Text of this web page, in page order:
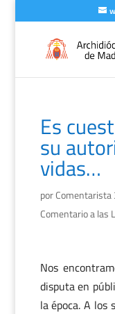
Es
su
vidas…
porComentarista
Comentario a las
Nos
disputa en
la época. A los